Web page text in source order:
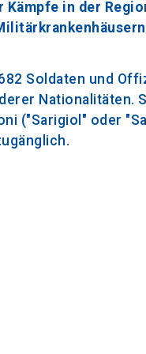
in der
Soldaten und
("Sarigiol" oder